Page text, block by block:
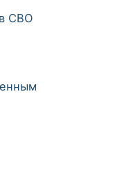
СВО